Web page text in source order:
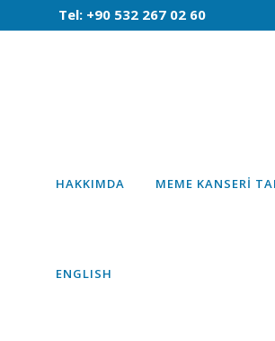
Tel: +90 532 267 02 60
HAKKIMDA MEME KANSERI
ENGLISH